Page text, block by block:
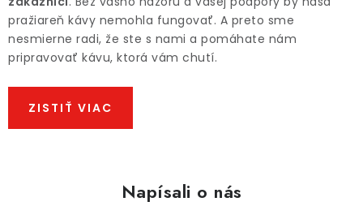
pražiareň kávy nemohla fungovať. A preto sme
nesmierne radi, že ste s nami a pomáhate nám
pripravovať kávu, ktorá vám chutí.
ZISTIŤ VIAC
Napísali o nás